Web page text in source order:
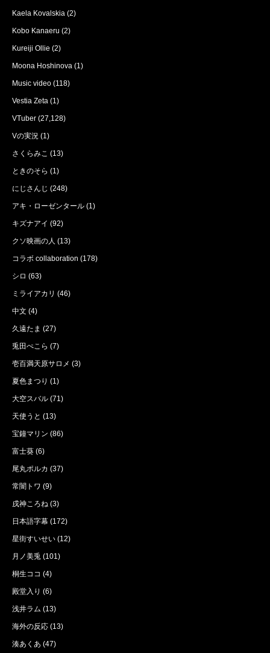
Kaela Kovalskia (2)
Kobo Kanaeru (2)
Kureiji Ollie (2)
Moona Hoshinova (1)
Music video (118)
Vestia Zeta (1)
VTuber (27,128)
Vの実況 (1)
さくらみこ (13)
ときのそら (1)
にじさんじ (248)
アキ・ローゼンタール (1)
キズナアイ (92)
クソ映画の人 (13)
コラボ collaboration (178)
シロ (63)
ミライアカリ (46)
中文 (4)
久遠たま (27)
兎田ぺこら (7)
壱百満天原サロメ (3)
夏色まつり (1)
大空スバル (71)
天使うと (13)
宝鐘マリン (86)
富士葵 (6)
尾丸ポルカ (37)
常闇トワ (9)
戌神ころね (3)
日本語字幕 (172)
星街すいせい (12)
月ノ美兎 (101)
桐生ココ (4)
殿堂入り (6)
浅井ラム (13)
海外の反応 (13)
湊あくあ (47)